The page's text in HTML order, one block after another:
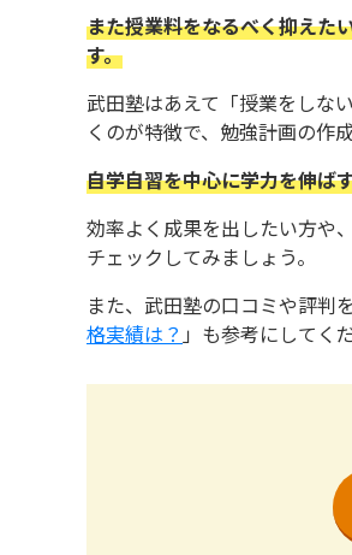
また授業料をなるべく抑えた
す。
武田塾はあえて「授業をしな
くのが特徴で、勉強計画の作
自学自習を中心に学力を伸ば
効率よく成果を出したい方や
チェックしてみましょう。
また、武田塾の口コミや評判
格実績は？ 」も参考にしてく